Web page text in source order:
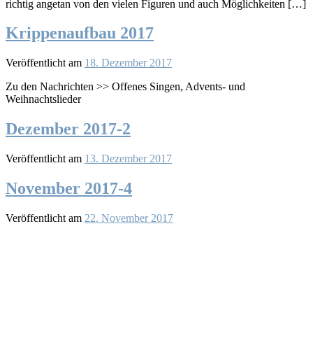
richtig angetan von den vielen Figuren und auch Möglichkeiten […]
Krippenaufbau 2017
Veröffentlicht am 18. Dezember 2017
Zu den Nachrichten >> Offenes Singen, Advents- und
Weihnachtslieder
Dezember 2017-2
Veröffentlicht am 13. Dezember 2017
November 2017-4
Veröffentlicht am 22. November 2017